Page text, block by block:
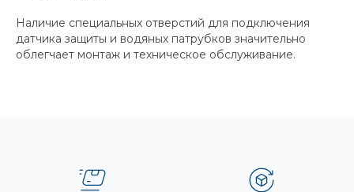
Наличие специальных отверстий для подключения
датчика защиты и водяных патрубков значительно
облегчает монтаж и техническое обслуживание.